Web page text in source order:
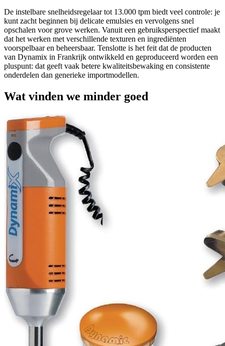
De instelbare snelheidsregelaar tot 13.000 tpm biedt veel controle: je
kunt zacht beginnen bij delicate emulsies en vervolgens snel
opschalen voor grove werken. Vanuit een gebruiksperspectief maakt
dat het werken met verschillende texturen en ingrediënten
voorspelbaar en beheersbaar. Tenslotte is het feit dat de producten
van Dynamix in Frankrijk ontwikkeld en geproduceerd worden een
pluspunt: dat geeft vaak betere kwaliteitsbewaking en consistente
onderdelen dan generieke importmodellen.
Wat vinden we minder goed